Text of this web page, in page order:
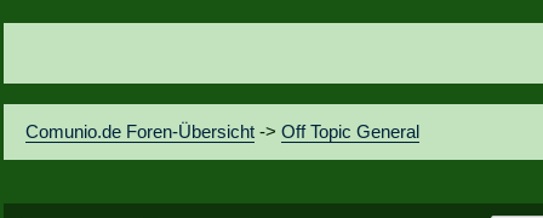
Vereinsfragen
Comunio.de Foren-Übersicht ->Off Topic General